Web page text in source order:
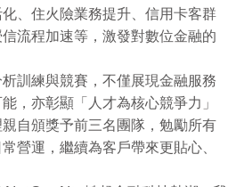
、住火險業務提升、信用卡客群
流程加速等，激發對數位金融的
練與競賽，不僅展現金融服務
，亦彰顯「人才為核心競爭力」
自頒獎予前三名團隊，勉勵所有
營運，繼續為客戶帶來更貼心、